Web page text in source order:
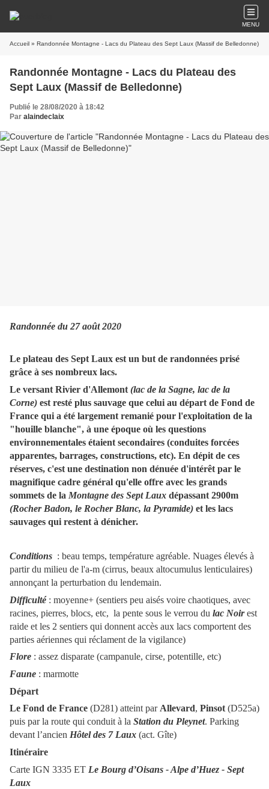
MENU
Accueil » Randonnée Montagne - Lacs du Plateau des Sept Laux (Massif de Belledonne)
Randonnée Montagne - Lacs du Plateau des
Sept Laux (Massif de Belledonne)
Publié le 28/08/2020 à 18:42
Par alaindeclaix
Randonnée du 27 août 2020
Le plateau des Sept Laux est un but de randonnées prisé
grâce à ses nombreux lacs.
Le versant Rivier d'Allemont (lac de la Sagne, lac de la
Corne) est resté plus sauvage que celui au départ de Fond de
France qui a été largement remanié pour l'exploitation de la
"houille blanche", à une époque où les questions
environnementales étaient secondaires (conduites forcées
apparentes, barrages, constructions, etc). En dépit de ces
réserves, c'est une destination non dénuée d'intérêt par le
magnifique cadre général qu'elle offre avec les grands
sommets de la Montagne des Sept Laux dépassant 2900m
(Rocher Badon, le Rocher Blanc, la Pyramide) et les lacs
sauvages qui restent à dénicher.
Conditions : beau temps, température agréable. Nuages élevés à
partir du milieu de l'a-m (cirrus, beaux altocumulus lenticulaires)
annonçant la perturbation du lendemain.
Difficulté: moyenne+ (sentiers peu aisés voire chaotiques, avec
racines, pierres, blocs, etc, la pente sous le verrou du lac Noirest
raide et les 2 sentiers qui donnent accès aux lacs comportent des
parties aériennes qui réclament de la vigilance)
Flore : assez disparate (campanule, cirse, potentille, etc)
Faune : marmotte
Départ
Le Fond de France (D281) atteint parAllevard, Pinsot(D525a)
puis par la route qui conduit à la Station du Pleynet. Parking
devant l’ancien Hôtel des 7 Laux (act. Gîte)
Itinéraire
Carte IGN 3335 ET Le Bourg d’Oisans - Alpe d’Huez - Sept
Laux